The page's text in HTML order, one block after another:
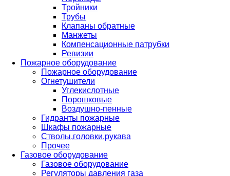
Тройники
Трубы
Клапаны обратные
Манжеты
Компенсационные патрубки
Ревизии
Пожарное оборудование
Пожарное оборудование
Огнетушители
Углекислотные
Порошковые
Воздушно-пенные
Гидранты пожарные
Шкафы пожарные
Стволы,головки,рукава
Прочее
Газовое оборудование
Газовое оборудование
Регуляторы давления газа